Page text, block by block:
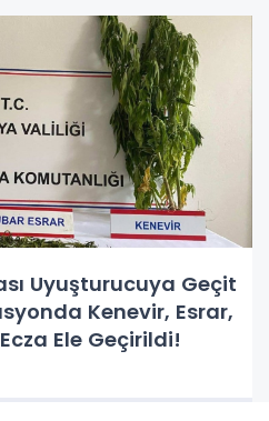
Uyuşturucuya Geçit
Kenevir, Esrar,
Ele Geçirildi!